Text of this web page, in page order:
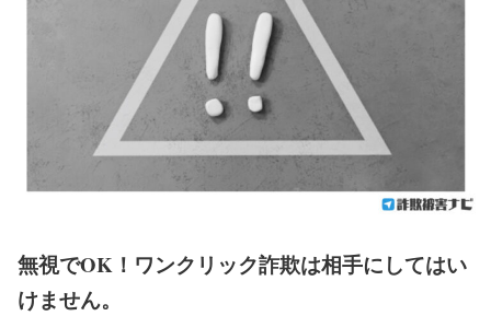
無視でOK！ワンクリック詐欺は相手にしてはい
けません。